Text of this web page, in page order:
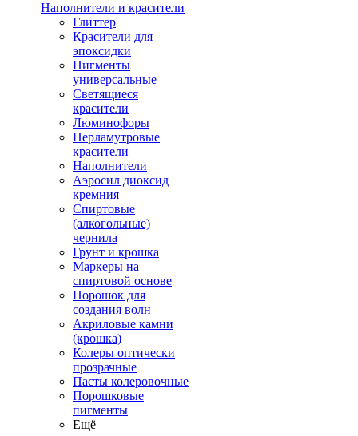
Наполнители и красители
Глиттер
Красители для
эпоксидки
Пигменты
универсальные
Светящиеся
красители
Люминофоры
Перламутровые
красители
Наполнители
Аэросил диоксид
кремния
Спиртовые
(алкогольные)
чернила
Грунт и крошка
Маркеры на
спиртовой основе
Порошок для
создания волн
Акриловые камни
(крошка)
Колеры оптически
прозрачные
Пасты колеровочные
Порошковые
пигменты
Ещё